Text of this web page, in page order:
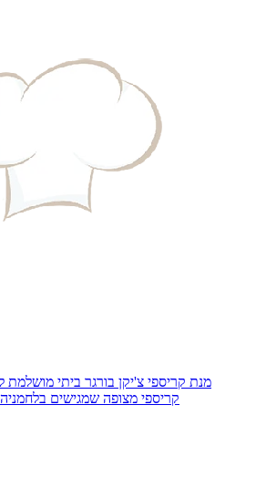
מנת קריספי צ'יקן בורגר ביתי
קריספי מצופה שמגישים